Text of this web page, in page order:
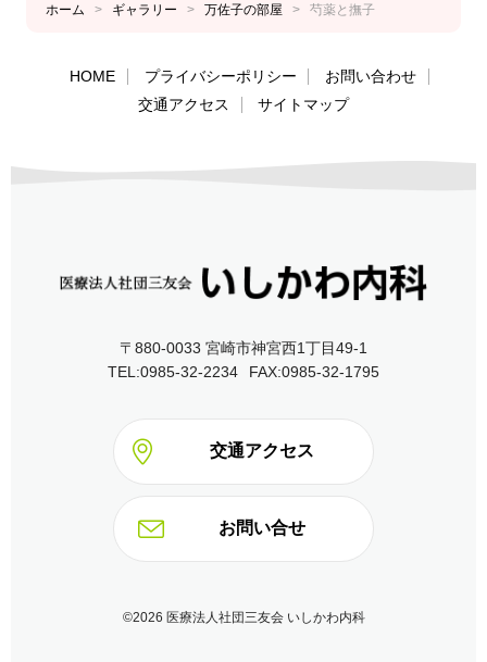
ホーム > ギャラリー > 万佐子の部屋 > 芍薬と撫子
HOME プライバシーポリシー
お問い合わせ
交通アクセス
サイトマップ
〒880-0033 宮崎市神宮西1丁目49‐1
TEL:0985-32-2234
FAX:0985-32-1795
交通アクセス
お問い合せ
©2026 医療法人社団三友会 いしかわ内科